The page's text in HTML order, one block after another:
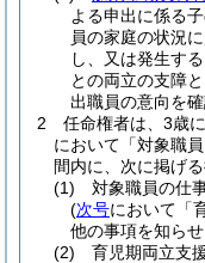
よる申出に係る
員の家庭の状況
し、又は発生す
との両立の支障
出職員の意向を
2
任命権者は、3歳
において「対象職
間内に、次に掲げ
(1)
対象職員の仕
(次号において「
他の事項を知ら
(2)
育児期両立支